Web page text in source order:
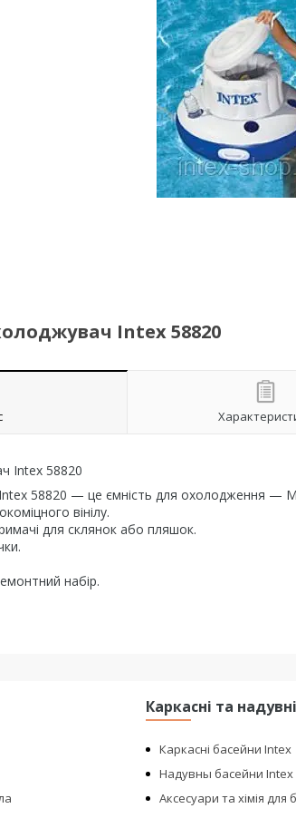
Intex 58820
Intex 58820
58820 — це ємність для охолодження —
вінілу.
для склянок або пляшок.
набір.
Каркасні та
Каркасні басейни Intex
Надувны басейни Intex
Аксесуари та хімія для